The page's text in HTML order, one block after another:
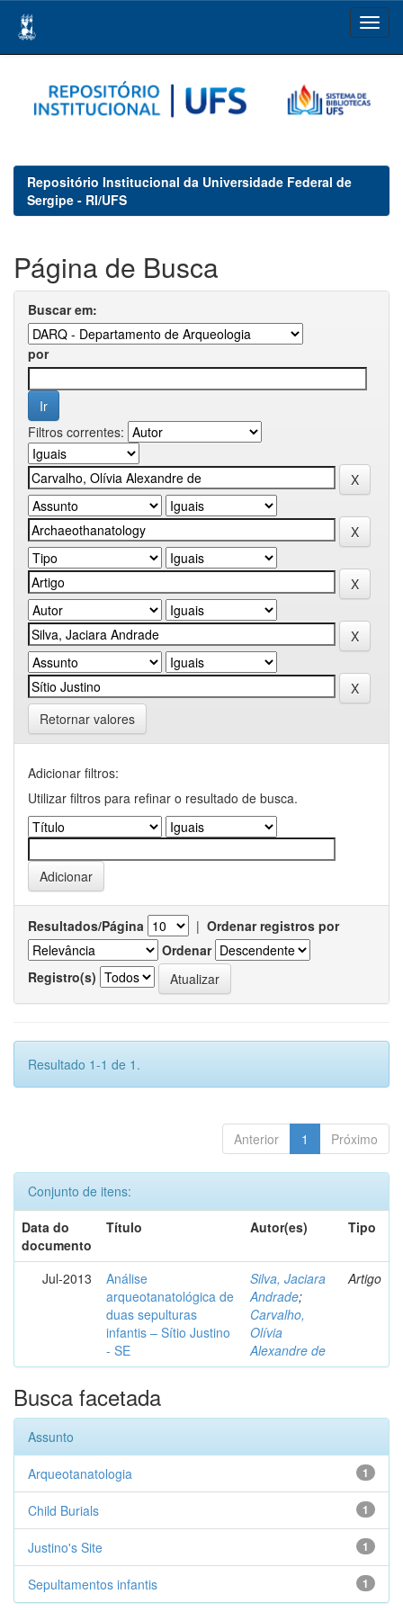
navigation
Repositório Institucional da Universidade Federal de
Sergipe - RI/UFS
Página de Busca
Buscar em:
por
Filtros correntes:
Retornar valores
Adicionar filtros:
Utilizar filtros para refinar o resultado de busca.
Resultados/Página | Ordenar registros por
Ordenar
Registro(s)
Resultado 1-1 de 1.
Anterior 1 Próximo
Conjunto de itens:
Data do
documento
Título Autor(es) Tipo
Jul-2013
Análise
arqueotanatológica de
duas sepulturas
infantis – Sítio Justino
- SE
Silva, Jaciara
Andrade;
Carvalho,
Olívia
Alexandre de
Artigo
Busca facetada
Assunto
1
Arqueotanatologia
1
Child Burials
1
Justino's Site
1
Sepultamentos infantis